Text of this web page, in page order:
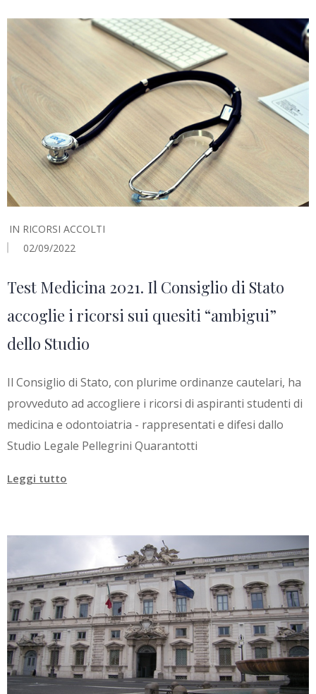
IN RICORSI ACCOLTI
02/09/2022
Test Medicina 2021. Il Consiglio di Stato
accoglie i ricorsi sui quesiti “ambigui”
dello Studio
Il Consiglio di Stato, con plurime ordinanze cautelari, ha
provveduto ad accogliere i ricorsi di aspiranti studenti di
medicina e odontoiatria - rappresentati e difesi dallo
Studio Legale Pellegrini Quarantotti
Leggi tutto